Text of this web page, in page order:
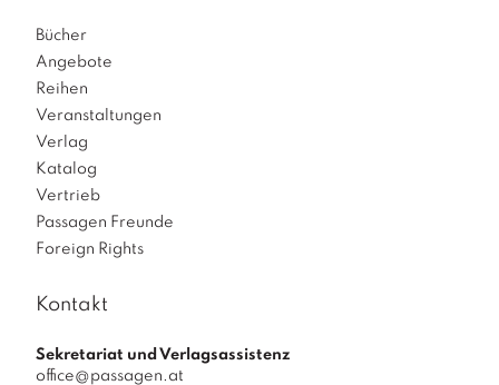
Bücher
Angebote
Reihen
Veranstaltungen
Verlag
Katalog
Vertrieb
Passagen Freunde
Foreign Rights
Kontakt
Sekretariat und Verlagsassistenz
office@passagen.at